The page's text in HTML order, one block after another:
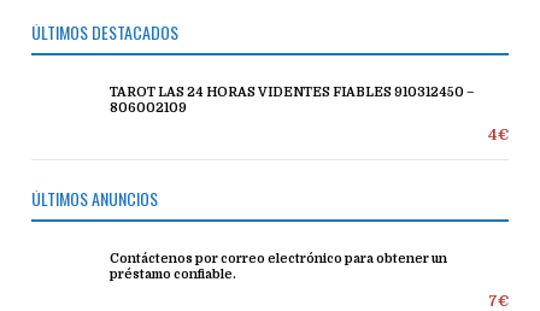
ÚLTIMOS DESTACADOS
TAROT LAS 24 HORAS VIDENTES FIABLES 910312450 –
806002109
4€
ÚLTIMOS ANUNCIOS
Contáctenos por correo electrónico para obtener un
préstamo confiable.
7€